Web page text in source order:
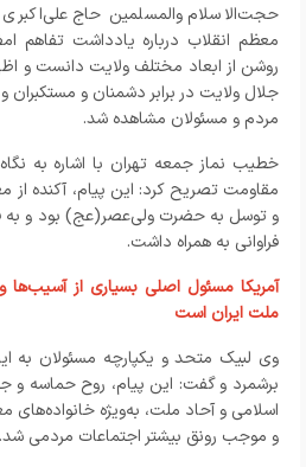
حجت‌الاسلام والمسلمین حاج علی‌اکبری
معظم انقلاب درباره یادداشت تفاهم
روشن از ابعاد مختلف ولایت دانست و
جلال ولایت در برابر دشمنان و
مردم و مسئولان مشاهده شد.
خطیب نماز جمعه تهران با اشاره به
مقاومت تصریح کرد: این پیام، آکنده از
و توسل به حضرت ولی‌عصر(عج) بود و به
فراوانی به همراه داشت.
آمریکا مسئول اصلی بسیاری از
ملت ایران است
وی لبیک متحد و یکپارچه مسئولان به
برشمرد و گفت: این پیام، روح حماسه و
اسلامی و آحاد ملت، به‌ویژه خانواده‌های
و موجب رونق بیشتر اجتماعات مردمی شد.